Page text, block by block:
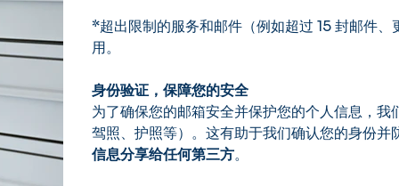
*超出限制的服务和邮件（例如超过 15 封邮件
用。
身份验证，保障您的安全
为了确保您的邮箱安全并保护您的个人信息，
驾照、护照等）。这有助于我们确认您的身份
信息分享给任何第三方。